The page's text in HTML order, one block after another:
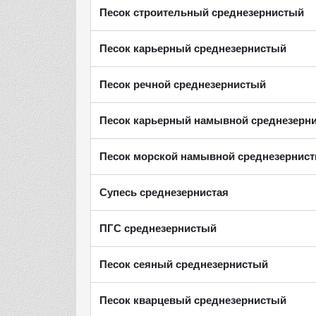
Песок строительный среднезернистый
Песок карьерный среднезернистый
Песок речной среднезернистый
Песок карьерный намывной
Песок морской намывной
Супесь среднезернистая
ПГС среднезернистый
Песок сеяный среднезернистый
Песок кварцевый среднезернистый